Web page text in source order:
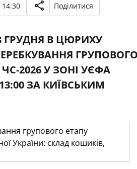
14:30 Поділитися
ГРУДНЯ В ЦЮРИХУ
2026 У ЗОНІ УЄФА
ЗА КИЇВСЬКИМ